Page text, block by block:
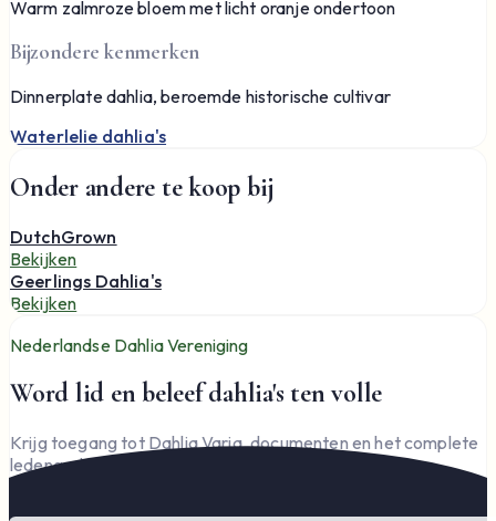
Warm zalmroze bloem met licht oranje ondertoon
Bijzondere kenmerken
Dinnerplate dahlia, beroemde historische cultivar
Waterlelie dahlia's
Onder andere te koop bij
DutchGrown
Bekijken
Geerlings Dahlia's
Bekijken
Nederlandse Dahlia Vereniging
Word lid en beleef dahlia's ten volle
Krijg toegang tot Dahlia Varia, documenten en het complete
ledengedeelte — en steun de vereniging.